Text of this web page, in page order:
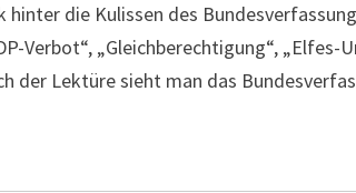
hinter die Kulissen des
Verbot“, „Gleichberechtigung“,
der Lektüre sieht man das